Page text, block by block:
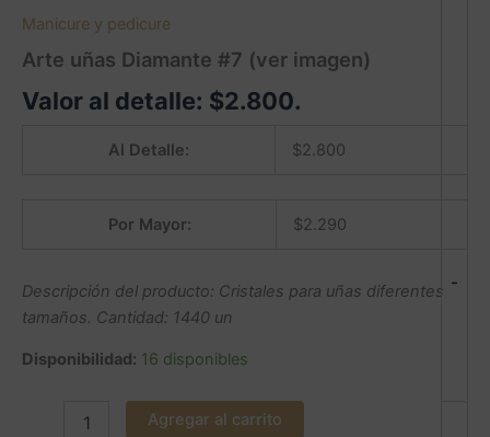
Manicure y pedicure
Arte uñas Diamante #7 (ver imagen)
Valor al detalle: $2.800.
Al Detalle: $2.800
Por Mayor: $2.290
Descripción del producto: Cristales para uñas diferentes
tamaños. Cantidad: 1440 un
Disponibilidad: 16 disponibles
-
Agregar al carrito